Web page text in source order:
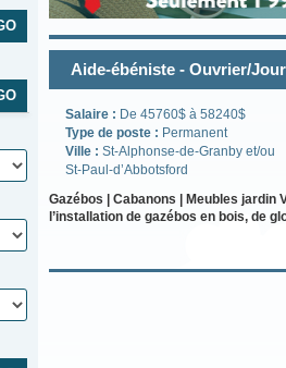
Aide-ébéniste - Ouvrier/
Salaire : De 45760$ à 58240$
Type de poste : Permanent
Ville : St-Alphonse-de-Granby et/ou
St-Paul-d’Abbotsford
Gazébos | Cabanons | Meubles
l’installation de gazébos en bois, de